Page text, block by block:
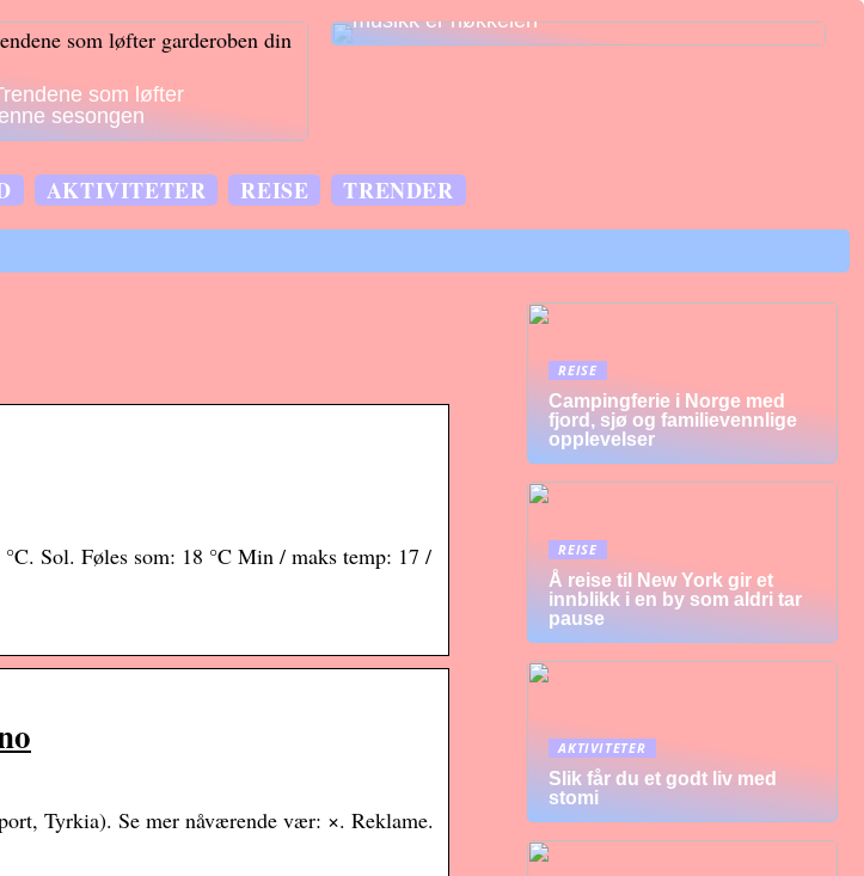
som løfter
sesongen
musikk er nøkkelen
AKTIVITETER REISE TRENDER
Sol. Føles som: 18 °C Min / maks temp: 17 /
Tyrkia). Se mer nåværende vær: ×. Reklame.
REISE
Campingferie i Norge med
fjord, sjø og familievennlige
opplevelser
REISE
Å reise til New York gir et
innblikk i en by som aldri tar
pause
AKTIVITETER
Slik får du et godt liv med
stomi